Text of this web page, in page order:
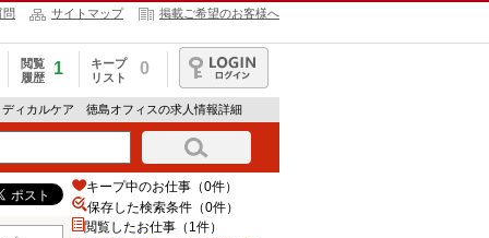
問 サイトマップ 掲載ご希望のお客様へ
閲覧
履歴
1
キープ
リスト
0
ログイン
ィカルケア 徳島オフィスの求人情報詳細
キープ中のお仕事（0件）
保存した検索条件（0件）
閲覧したお仕事（1件）